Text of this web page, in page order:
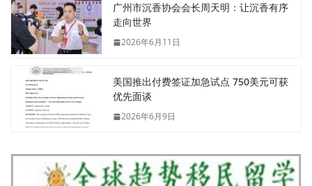
广州市沉香协会会长周天明：让沉香有序
走向世界
2026年6月11日
美国推出付费签证加急试点 750美元可获
优先面谈
2026年6月9日